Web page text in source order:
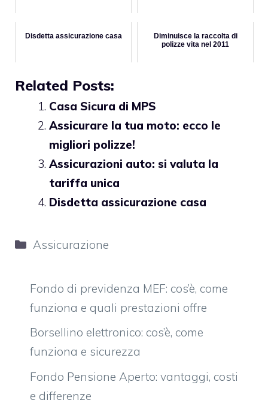
Disdetta assicurazione casa
Diminuisce la raccolta di
polizze vita nel 2011
Related Posts:
Casa Sicura di MPS
Assicurare la tua moto: ecco le
migliori polizze!
Assicurazioni auto: si valuta la
tariffa unica
Disdetta assicurazione casa
Categorie
Assicurazione
Fondo di previdenza MEF: cos’è, come
funziona e quali prestazioni offre
Borsellino elettronico: cos’è, come
funziona e sicurezza
Fondo Pensione Aperto: vantaggi, costi
e differenze